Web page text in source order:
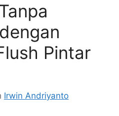
Pintar
Irwin Andriyanto